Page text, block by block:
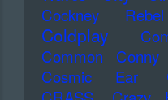
Cockney Rebel
Coldplay
Common
Conny
Cosmic Ear